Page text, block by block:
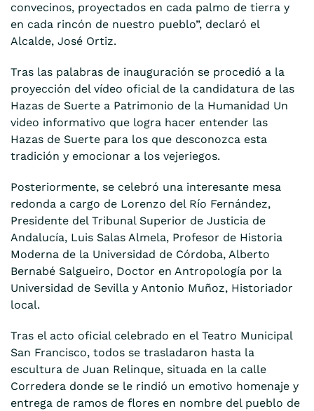
convecinos, proyectados en cada palmo de tierra y
en cada rincón de nuestro pueblo”, declaró el
Alcalde, José Ortiz.
Tras las palabras de inauguración se procedió a la
proyección del vídeo oficial de la candidatura de las
Hazas de Suerte a Patrimonio de la Humanidad Un
video informativo que logra hacer entender las
Hazas de Suerte para los que desconozca esta
tradición y emocionar a los vejeriegos.
Posteriormente, se celebró una interesante mesa
redonda a cargo de Lorenzo del Río Fernández,
Presidente del Tribunal Superior de Justicia de
Andalucía, Luis Salas Almela, Profesor de Historia
Moderna de la Universidad de Córdoba, Alberto
Bernabé Salgueiro, Doctor en Antropología por la
Universidad de Sevilla y Antonio Muñoz, Historiador
local.
Tras el acto oficial celebrado en el Teatro Municipal
San Francisco, todos se trasladaron hasta la
escultura de Juan Relinque, situada en la calle
Corredera donde se le rindió un emotivo homenaje y
entrega de ramos de flores en nombre del pueblo de